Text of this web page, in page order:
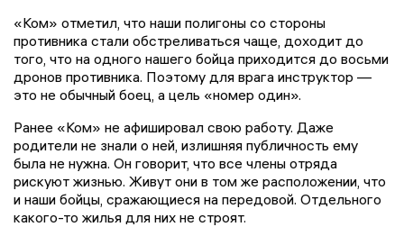
«Ком» отметил, что наши полигоны со стороны
противника стали обстреливаться чаще, доходит до
того, что на одного нашего бойца приходится до восьми
дронов противника. Поэтому для врага инструктор —
это не обычный боец, а цель «номер один».
Ранее «Ком» не афишировал свою работу. Даже
родители не знали о ней, излишняя публичность ему
была не нужна. Он говорит, что все члены отряда
рискуют жизнью. Живут они в том же расположении, что
и наши бойцы, сражающиеся на передовой. Отдельного
какого-то жилья для них не строят.